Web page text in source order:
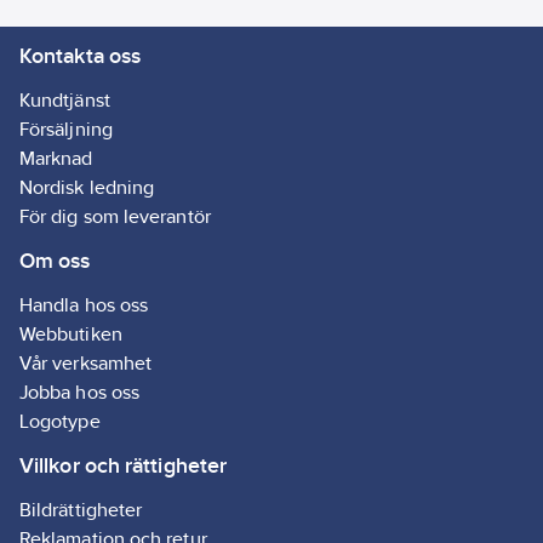
Kontakta oss
Kundtjänst
Försäljning
Marknad
Nordisk ledning
För dig som leverantör
Om oss
Handla hos oss
Webbutiken
Vår verksamhet
Jobba hos oss
Logotype
Villkor och rättigheter
Bildrättigheter